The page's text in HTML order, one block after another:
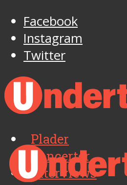
Facebook
Instagram
Twitter
Plader
Koncerter
Interviews